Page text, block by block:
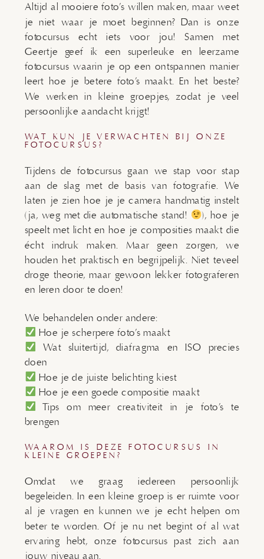
Altijd al mooiere foto’s willen maken, maar weet
je niet waar je moet beginnen? Dan is onze
fotocursus echt iets voor jou! Samen met
Geertje geef ik een superleuke en leerzame
fotocursus waarin je op een ontspannen manier
leert hoe je betere foto’s maakt. En het beste?
We werken in kleine groepjes, zodat je veel
persoonlijke aandacht krijgt!
WAT KUN JE VERWACHTEN BIJ ONZE
FOTOCURSUS?
Tijdens de fotocursus gaan we stap voor stap
aan de slag met de basis van fotografie. We
laten je zien hoe je je camera handmatig instelt
(ja, weg met die automatische stand!
), hoe je
speelt met licht en hoe je composities maakt die
écht indruk maken. Maar geen zorgen, we
houden het praktisch en begrijpelijk. Niet teveel
droge theorie, maar gewoon lekker fotograferen
en leren door te doen!
We behandelen onder andere:
Hoe je scherpere foto’s maakt
Wat sluitertijd, diafragma en ISO precies
doen
Hoe je de juiste belichting kiest
Hoe je een goede compositie maakt
Tips om meer creativiteit in je foto’s te
brengen
WAAROM IS DEZE FOTOCURSUS IN
KLEINE GROEPEN?
Omdat we graag iedereen persoonlijk
begeleiden. In een kleine groep is er ruimte voor
al je vragen en kunnen we je echt helpen om
beter te worden. Of je nu net begint of al wat
ervaring hebt, onze fotocursus past zich aan
jouw niveau aan.